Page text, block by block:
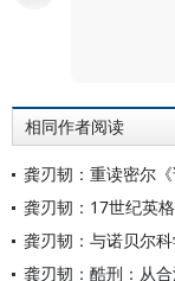
相同作者阅读
龚刃韧：重读密尔《
龚刃韧：17世纪英
龚刃韧：与诺贝尔
龚刃韧：酷刑：从